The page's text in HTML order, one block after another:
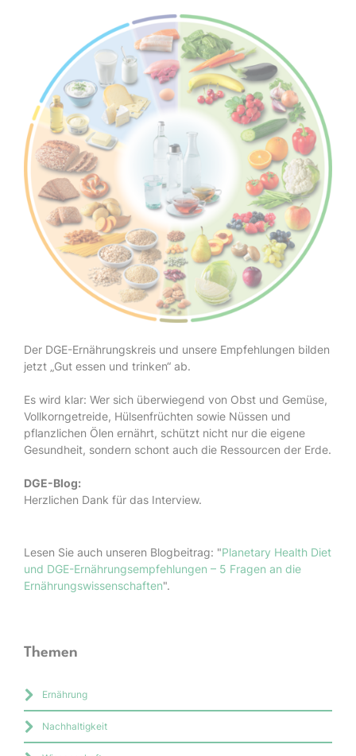
Der DGE-Ernährungskreis und unsere Empfehlungen bilden
jetzt „Gut essen und trinken“ ab.
Es wird klar: Wer sich überwiegend von Obst und Gemüse,
Vollkorngetreide, Hülsenfrüchten sowie Nüssen und
pflanzlichen Ölen ernährt, schützt nicht nur die eigene
Gesundheit, sondern schont auch die Ressourcen der Erde.
DGE-Blog:
Herzlichen Dank für das Interview.
Lesen Sie auch unseren Blogbeitrag: "Planetary Health Diet
und DGE-Ernährungsempfehlungen – 5 Fragen an die
Ernährungswissenschaften".
Themen
Ernährung
Nachhaltigkeit